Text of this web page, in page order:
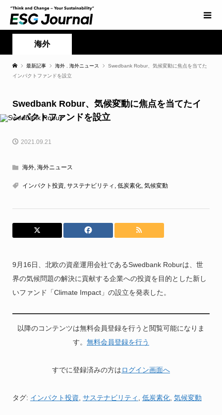
海外
最新記事 海外 海外ニュース
Swedbank Robur、気候変動に焦点を当てた
インパクトファンドを設立
Swedbank Robur、気候変動に焦点を当てたイ
ンパクトファンドを設立
2021.09.21
海外, 海外ニュース
インパクト投資, サステナビリティ , 低炭素化, 気候変動
9月16日、北欧の資産運用会社であるSwedbank Roburは、世
界の気候問題の解決に貢献する企業への投資を目的とした新し
いファンド「Climate Impact」の設立を発表した。
以降のコンテンツは無料会員登録を行うと閲覧可能になりま
す。 無料会員登録を行う
すでに登録済みの方はログイン画面へ
タグ: インパクト投資 サステナビリティ 低炭素化, 気候変動